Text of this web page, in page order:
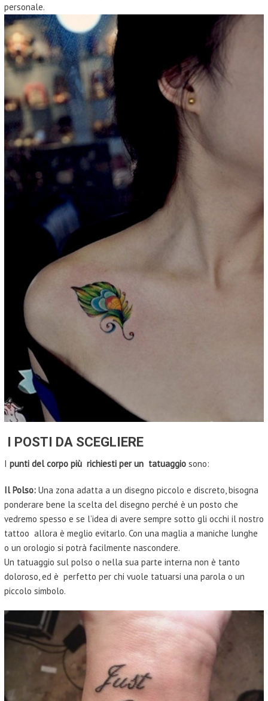
personale.
I POSTI DA SCEGLIERE
I punti del corpo più richiesti per un tatuaggio sono:
Il Polso: Una zona adatta a un disegno piccolo e discreto, bisogna
ponderare bene la scelta del disegno perché è un posto che
vedremo spesso e se l’idea di avere sempre sotto gli occhi il nostro
tattoo allora è meglio evitarlo. Con una maglia a maniche lunghe
o un orologio si potrà facilmente nascondere.
Un tatuaggio sul polso o nella sua parte interna non è tanto
doloroso, ed è perfetto per chi vuole tatuarsi una parola o un
piccolo simbolo.